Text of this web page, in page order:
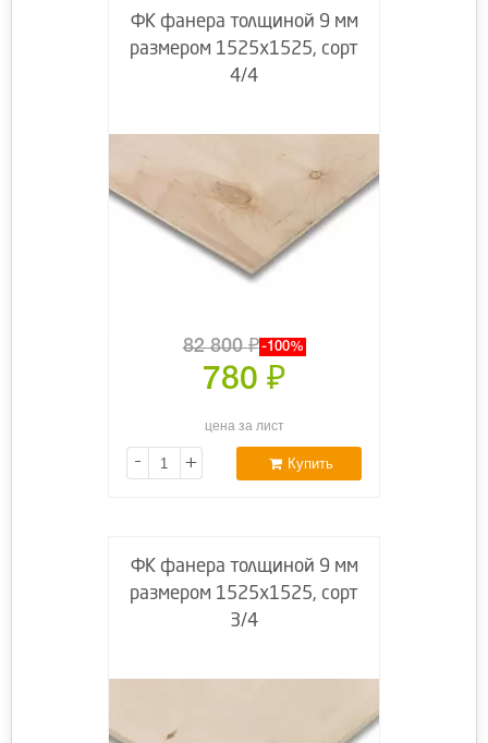
ФК фанера толщиной 9 мм
размером 1525х1525, сорт
4/4
82 800₽ -100%
780 ₽
цена за лист
- + Купить
ФК фанера толщиной 9 мм
размером 1525х1525, сорт
3/4